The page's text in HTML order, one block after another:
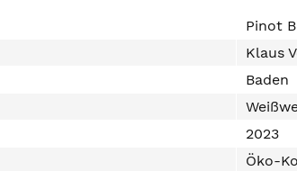
Pinot
Klaus
Baden
2023
Öko-